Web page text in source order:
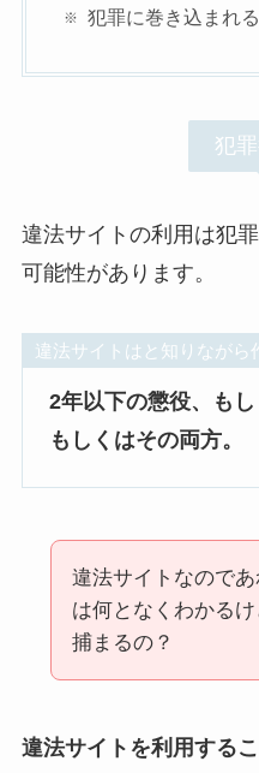
犯罪に巻き込まれ
犯
違法サイトの利用は犯
可能性があります。
違法サイトはと知りなが
2年以下の懲役、もし
もしくはその両方。
違法サイトなので
は何となくわかる
捕まるの？
違法サイトを利用する